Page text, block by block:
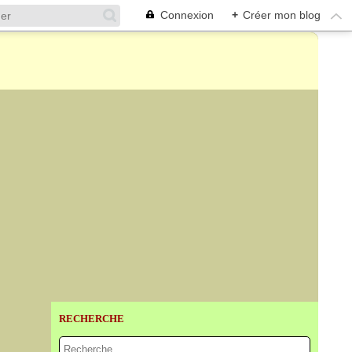
Connexion + Créer mon blog
RECHERCHE